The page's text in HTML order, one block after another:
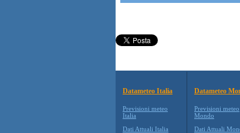
Datameteo Italia
Previsioni meteo
Italia
Dati Attuali Italia
Datameteo
Previsioni meteo
Mondo
Dati Attuali